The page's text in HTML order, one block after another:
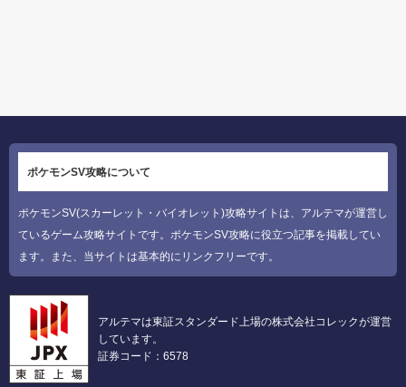
ポケモンSV攻略について
ポケモンSV(スカーレット・バイオレット)攻略サイトは、アルテマが運営し
ているゲーム攻略サイトです。ポケモンSV攻略に役立つ記事を掲載してい
ます。また、当サイトは基本的にリンクフリーです。
アルテマは東証スタンダード上場の株式会社コレックが運営
しています。
証券コード：6578